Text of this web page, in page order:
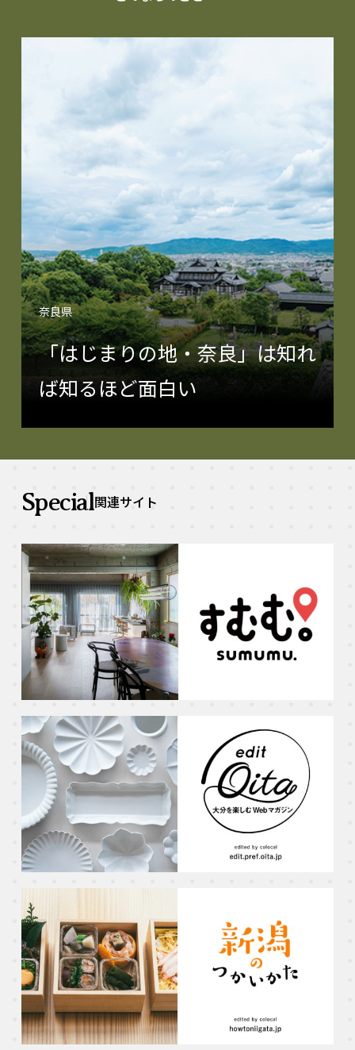
奈良県
「はじまりの地・奈良」は知れ
ば知るほど面白い
Special関連サイト